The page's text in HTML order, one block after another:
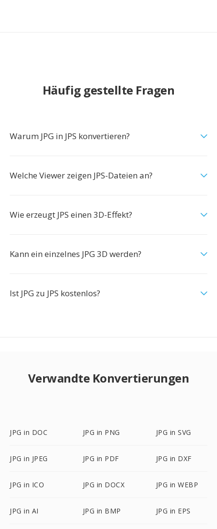
Häufig gestellte Fragen
Warum JPG in JPS konvertieren?
Welche Viewer zeigen JPS-Dateien an?
Wie erzeugt JPS einen 3D-Effekt?
Kann ein einzelnes JPG 3D werden?
Ist JPG zu JPS kostenlos?
Verwandte Konvertierungen
JPG in DOC JPG in PNG JPG in SVG
JPG in JPEG JPG in PDF JPG in DXF
JPG in ICO JPG in DOCX JPG in WEBP
JPG in AI JPG in BMP JPG in EPS